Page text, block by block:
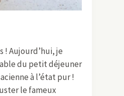
! Aujourd’hui, je
du petit déjeuner
à l’état pur !
le fameux